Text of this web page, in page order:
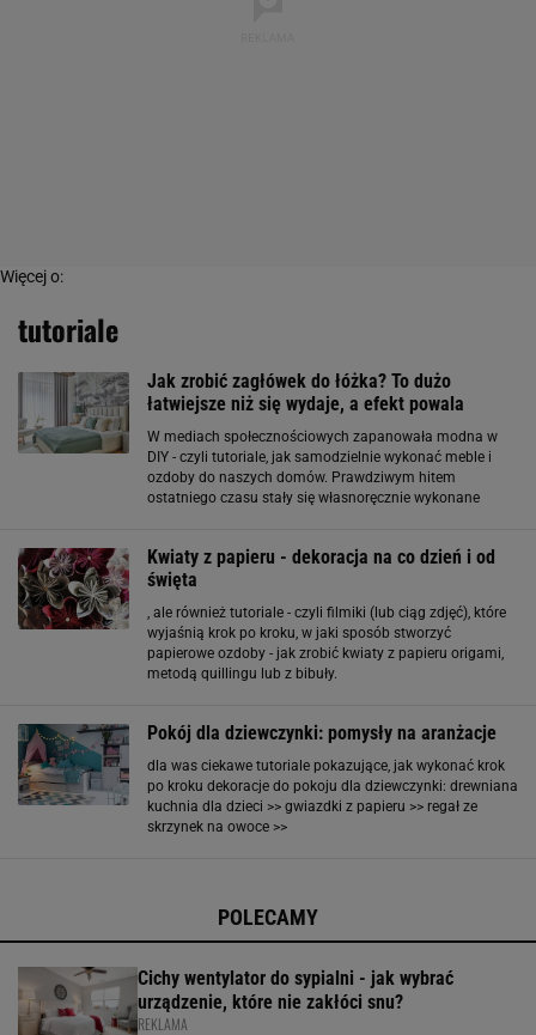
Więcej o:
tutoriale
Jak zrobić zagłówek do łóżka? To dużo
łatwiejsze niż się wydaje, a efekt powala
W mediach społecznościowych zapanowała modna w
DIY - czyli tutoriale, jak samodzielnie wykonać meble i
ozdoby do naszych domów. Prawdziwym hitem
ostatniego czasu stały się własnoręcznie wykonane
Kwiaty z papieru - dekoracja na co dzień i od
święta
, ale również tutoriale - czyli filmiki (lub ciąg zdjęć), które
wyjaśnią krok po kroku, w jaki sposób stworzyć
papierowe ozdoby - jak zrobić kwiaty z papieru origami,
metodą quillingu lub z bibuły.
Pokój dla dziewczynki: pomysły na aranżacje
dla was ciekawe tutoriale pokazujące, jak wykonać krok
po kroku dekoracje do pokoju dla dziewczynki: drewniana
kuchnia dla dzieci >> gwiazdki z papieru >> regał ze
skrzynek na owoce >>
POLECAMY
Cichy wentylator do sypialni - jak wybrać
urządzenie, które nie zakłóci snu?
REKLAMA